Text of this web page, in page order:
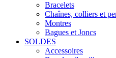
Bracelets
Chaînes, colliers et
Montres
Bagues et Joncs
SOLDES
Accessoires